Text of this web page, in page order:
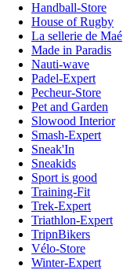
Handball-Store
House of Rugby
La sellerie de Maé
Made in Paradis
Nauti-wave
Padel-Expert
Pecheur-Store
Pet and Garden
Slowood Interior
Smash-Expert
Sneak'In
Sneakids
Sport is good
Training-Fit
Trek-Expert
Triathlon-Expert
TripnBikers
Vélo-Store
Winter-Expert